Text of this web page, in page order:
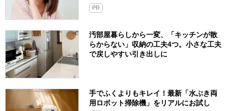
PR
汚部屋暮らしから一変、「キッチンが散
らからない」収納の工夫4つ。小さな工夫
で戻しやすい引き出しに
手でふくよりもキレイ！最新「水ぶき両
用ロボット掃除機」をリアルにお試し